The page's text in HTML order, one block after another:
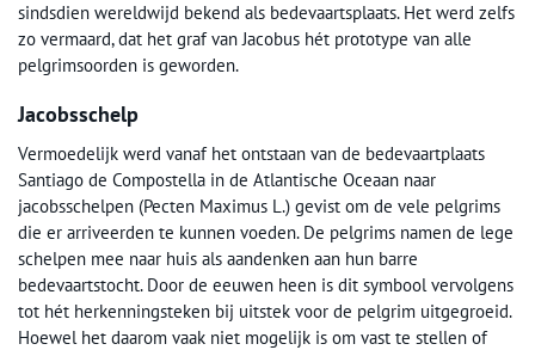
sindsdien wereldwijd bekend als bedevaartsplaats. Het werd zelfs
zo vermaard, dat het graf van Jacobus hét prototype van alle
pelgrimsoorden is geworden.
Jacobsschelp
Vermoedelijk werd vanaf het ontstaan van de bedevaartplaats
Santiago de Compostella in de Atlantische Oceaan naar
jacobsschelpen (Pecten Maximus L.) gevist om de vele pelgrims
die er arriveerden te kunnen voeden. De pelgrims namen de lege
schelpen mee naar huis als aandenken aan hun barre
bedevaartstocht. Door de eeuwen heen is dit symbool vervolgens
tot hét herkenningsteken bij uitstek voor de pelgrim uitgegroeid.
Hoewel het daarom vaak niet mogelijk is om vast te stellen of